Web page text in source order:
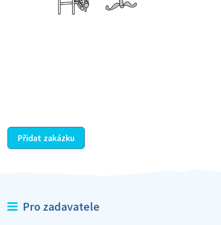
Přidat zakázku
Pro zadavatele